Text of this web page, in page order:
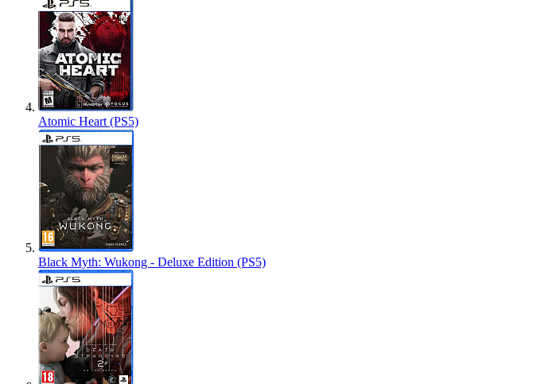
Atomic Heart (PS5)
Black Myth: Wukong - Deluxe Edition (PS5)